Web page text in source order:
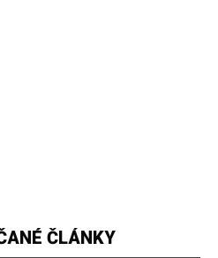
ČLÁNKY